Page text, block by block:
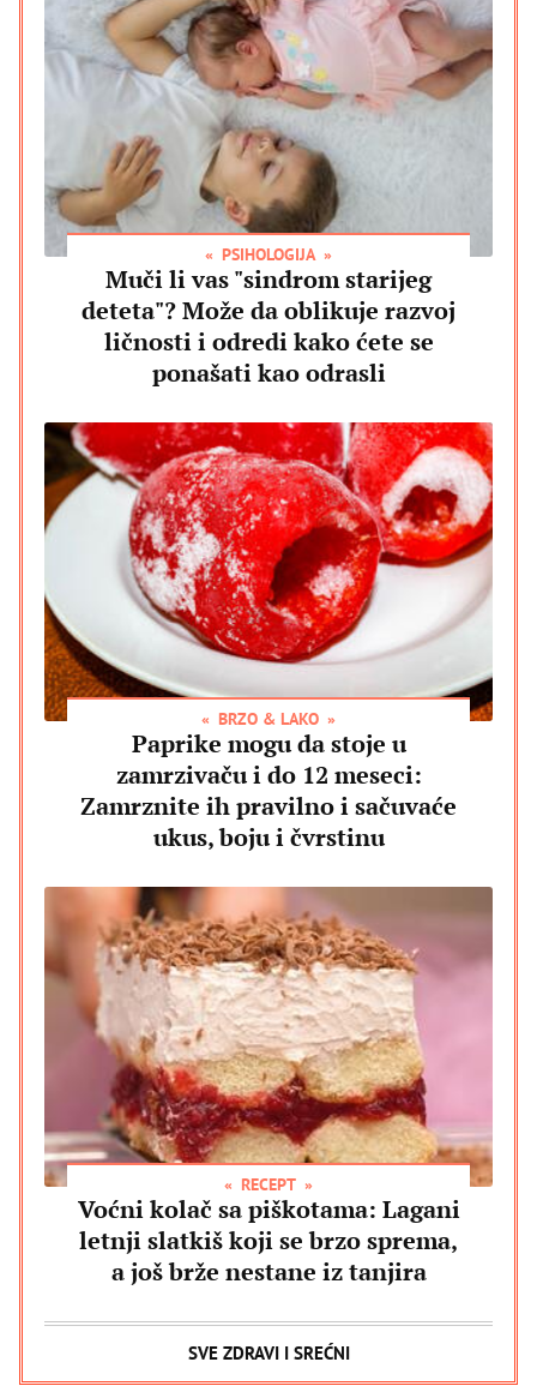
PSIHOLOGIJA
Muči li vas "sindrom starijeg
deteta"? Može da oblikuje razvoj
ličnosti i odredi kako ćete se
ponašati kao odrasli
BRZO & LAKO
Paprike mogu da stoje u
zamrzivaču i do 12 meseci:
Zamrznite ih pravilno i sačuvaće
ukus, boju i čvrstinu
RECEPT
Voćni kolač sa piškotama: Lagani
letnji slatkiš koji se brzo sprema,
a još brže nestane iz tanjira
SVE ZDRAVI I SREĆNI